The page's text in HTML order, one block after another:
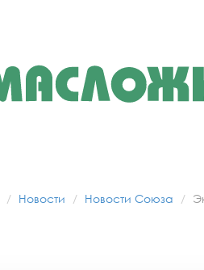
Новости Новости Союза